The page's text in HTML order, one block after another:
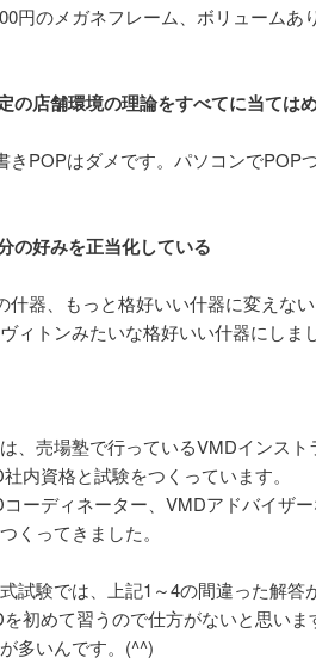
円のメガネフレーム、ボリュームあ
の店舗環境の理論をすべてに当ては
きPOPはダメです。パソコンでPOP
の好みを正当化している
什器、もっと格好いい什器に変えない
ィトンみたいな格好いい什器にしま
、売場塾で行っているVMDインス
内資格と試験をつくっています。
ーディネーター、VMDアドバイザ
くってきました。
試験では、上記1～4の間違った解答
初めて習うので仕方がないと思い
多いんです。(^^)